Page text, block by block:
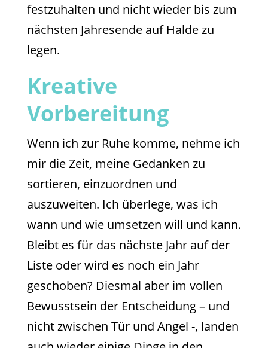
festzuhalten und nicht wieder bis zum
nächsten Jahresende auf Halde zu
legen.
Kreative
Vorbereitung
Wenn ich zur Ruhe komme, nehme ich
mir die Zeit, meine Gedanken zu
sortieren, einzuordnen und
auszuweiten. Ich überlege, was ich
wann und wie umsetzen will und kann.
Bleibt es für das nächste Jahr auf der
Liste oder wird es noch ein Jahr
geschoben? Diesmal aber im vollen
Bewusstsein der Entscheidung – und
nicht zwischen Tür und Angel -, landen